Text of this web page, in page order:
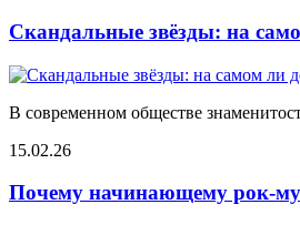
Скандальные звёзды: на
В современном обществе
15.02.26
Почему начинающему рок-